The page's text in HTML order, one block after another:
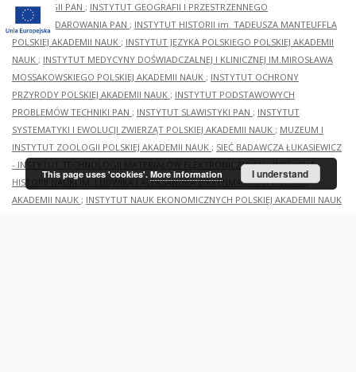
SOCJOLOGII PAN ; INSTYTUT GEOGRAFII I PRZESTRZENNEGO
ZAGOSPODAROWANIA PAN ; INSTYTUT HISTORII im. TADEUSZA MANTEUFFLA
POLSKIEJ AKADEMII NAUK ; INSTYTUT JĘZYKA POLSKIEGO POLSKIEJ AKADEMII
NAUK ; INSTYTUT MEDYCYNY DOŚWIADCZALNEJ I KLINICZNEJ IM.MIROSŁAWA
MOSSAKOWSKIEGO POLSKIEJ AKADEMII NAUK ; INSTYTUT OCHRONY
PRZYRODY POLSKIEJ AKADEMII NAUK ; INSTYTUT PODSTAWOWYCH
PROBLEMÓW TECHNIKI PAN ; INSTYTUT SLAWISTYKI PAN ; INSTYTUT
SYSTEMATYKI I EWOLUCJI ZWIERZĄT POLSKIEJ AKADEMII NAUK ; MUZEUM I
INSTYTUT ZOOLOGII POLSKIEJ AKADEMII NAUK ; SIEĆ BADAWCZA ŁUKASIEWICZ
- INSTYTUT TECHNOLOGII MATERIAŁÓW ELEKTRONICZNYCH;INSTYTUT
HISTORII NAUKI IM. LUDWIKA I ALEKSANDRA BIRKENMAJERÓW POLSKIEJ
AKADEMII NAUK ; INSTYTUT NAUK EKONOMICZNYCH POLSKIEJ AKADEMII NAUK
This page uses 'cookies'. More information I understand